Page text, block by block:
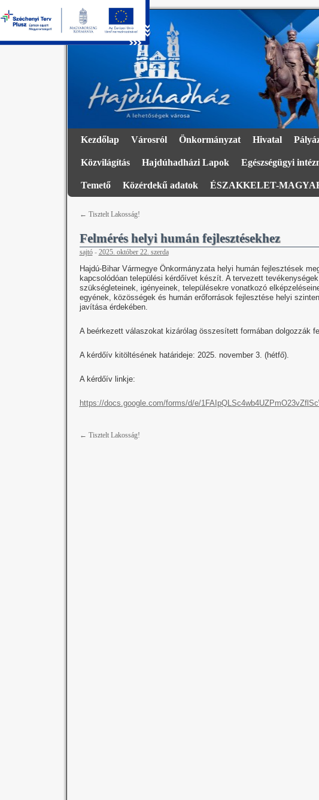
Kezdőlap Városról Önkormányzat Hivatal
Közvilágítás Hajdúhadházi Lapok Egészségügyi
Temető Közérdekű adatok ÉSZAKKELET-
← Tisztelt Lakosság!
Felmérés helyi humán fejlesztésekhez
sajtó- 2025. október 22. szerda
Hajdú-Bihar Vármegye Önkormányzata helyi humán fejlesztések
kapcsolódóan települési kérdőívet készít. A tervezett
szükségleteinek, igényeinek, településekre vonatkozó
egyének, közösségek és humán erőforrások fejlesztése helyi
javítása érdekében.
A beérkezett válaszokat kizárólag összesített formában dolgozzák
A kérdőív kitöltésének határideje: 2025. november 3. (hétfő).
A kérdőív linkje:
https://docs.google.com/forms/d/e/
← Tisztelt Lakosság!